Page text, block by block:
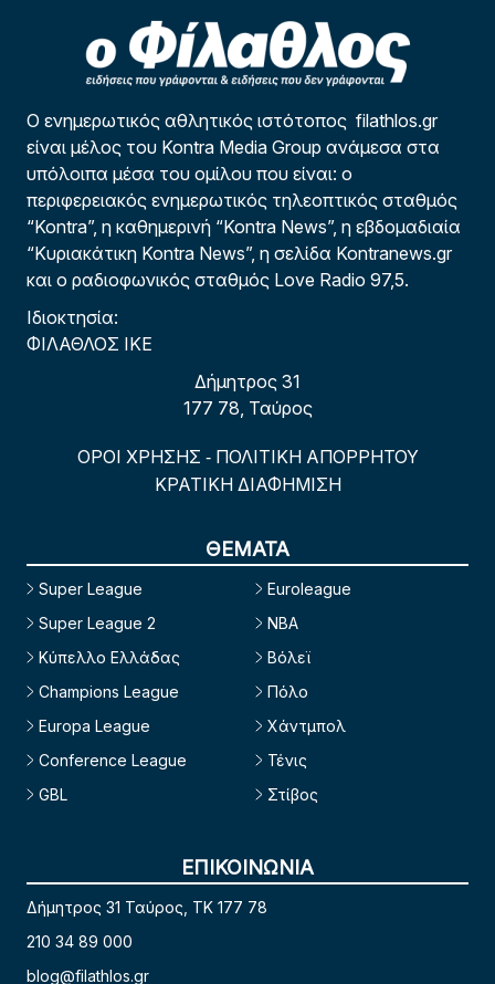
Ο ενημερωτικός αθλητικός ιστότοπος filathlos.gr
είναι μέλος του Kontra Media Group ανάμεσα στα
υπόλοιπα μέσα του ομίλου που είναι: ο
περιφερειακός ενημερωτικός τηλεοπτικός σταθμός
“Kontra”, η καθημερινή “Kontra News”, η εβδομαδιαία
“Κυριακάτικη Kontra News”, η σελίδα Kontranews.gr
και ο ραδιοφωνικός σταθμός Love Radio 97,5.
Ιδιοκτησία:
ΦΙΛΑΘΛΟΣ ΙΚΕ
Δήμητρος 31
177 78, Ταύρος
ΟΡΟΙ ΧΡΗΣΗΣ - ΠΟΛΙΤΙΚΗ ΑΠΟΡΡΗΤΟΥ
ΚΡΑΤΙΚΗ ΔΙΑΦΗΜΙΣΗ
ΘΕΜΑΤΑ
Super League
Super League 2
Κύπελλο Ελλάδας
Champions League
Europa League
Conference League
GBL
Euroleague
NBA
Βόλεϊ
Πόλο
Χάντμπολ
Τένις
Στίβος
ΕΠΙΚΟΙΝΩΝΙΑ
Δήμητρος 31 Ταύρος, TK 177 78
210 34 89 000
blog@filathlos.gr